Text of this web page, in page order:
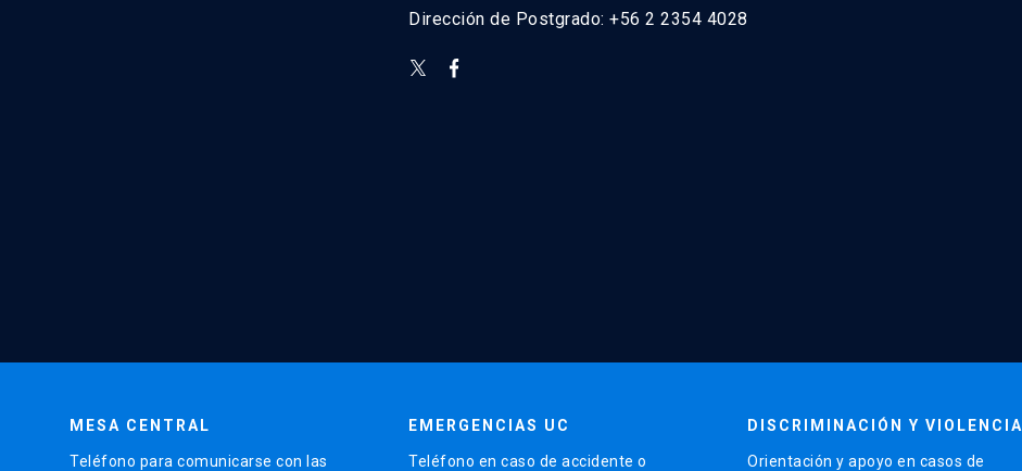
Dirección de Postgrado: +56 2 2354 4028
MESA CENTRAL
Teléfono para comunicarse con las
EMERGENCIAS UC
Teléfono en caso de accidente o
DISCRIMINACIÓN Y VIOLENCIA
Orientación y apoyo en casos de